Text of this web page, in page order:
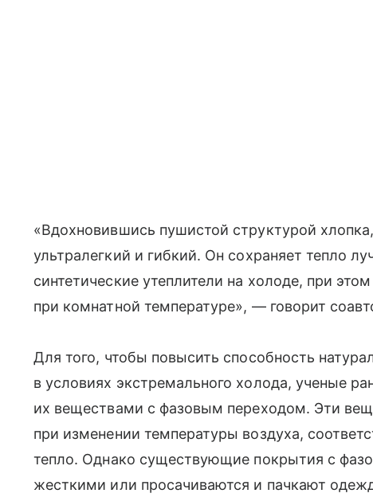
«Вдохновившись пушистой структурой
ультралегкий и гибкий. Он сохраняет тепло
синтетические утеплители на холоде, при
при комнатной температуре», — говорит
Для того, чтобы повысить способность
в условиях экстремального холода, ученые
их веществами с фазовым переходом. Эти
при изменении температуры воздуха,
тепло. Однако существующие покрытия с
жесткими или просачиваются и пачкают